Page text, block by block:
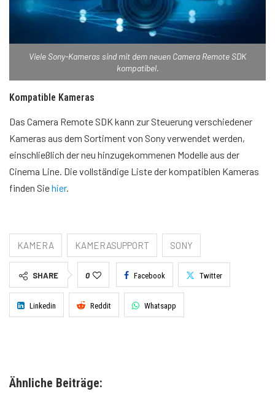
Viele Sony-Kameras sind mit dem neuen Camera Remote SDK
kompatibel.
Kompatible Kameras
Das Camera Remote SDK kann zur Steuerung verschiedener
Kameras aus dem Sortiment von Sony verwendet werden,
einschließlich der neu hinzugekommenen Modelle aus der
Cinema Line. Die vollständige Liste der kompatiblen Kameras
finden Siehier.
KAMERA KAMERASUPPORT SONY
SHARE 0 Facebook Twitter
Linkedin Reddit Whatsapp
Ähnliche Beiträge: